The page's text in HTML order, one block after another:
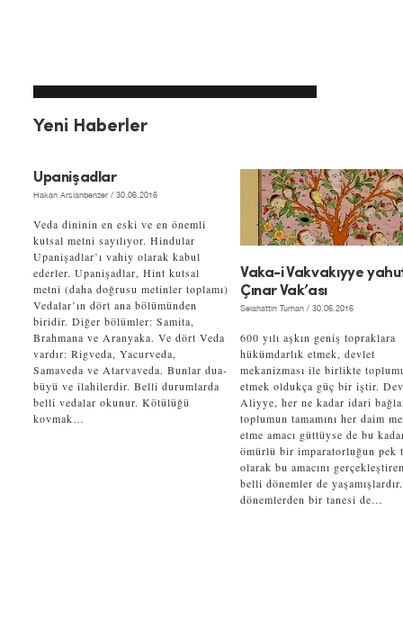
Yeni Haberler
Upanişadlar
Hakan Arslanbenzer / 30.06.2016
Veda dininin en eski ve en önemli
kutsal metni sayılıyor. Hindular
Upanişadlar’ı vahiy olarak kabul
ederler. Upanişadlar, Hint kutsal
metni (daha doğrusu metinler toplamı)
Vedalar’ın dört ana bölümünden
biridir. Diğer bölümler: Samita,
Brahmana ve Aranyaka. Ve dört Veda
vardır: Rigveda, Yacurveda,
Samaveda ve Atarvaveda. Bunlar dua-
büyü ve ilahilerdir. Belli durumlarda
belli vedalar okunur. Kötülüğü
kovmak…
Vaka-i Vakvakıyye
Çınar Vak’ası
Selahattin Turhan / 30.06.2016
600 yılı aşkın geniş topraklara
hükümdarlık etmek, devlet
mekanizması ile birlikte
etmek oldukça güç bir iştir.
Aliyye, her ne kadar idari
toplumun tamamını her daim
etme amacı güttüyse de bu
ömürlü bir imparatorluğun pek
olarak bu amacını
belli dönemler de
dönemlerden bir tanesi de…